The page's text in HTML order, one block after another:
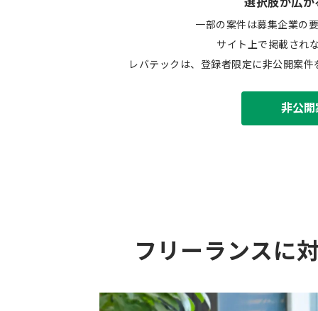
一部の案件は募集企業の
サイト上で掲載され
レバテックは、登録者限定に非公開案
非公
フリーランスに